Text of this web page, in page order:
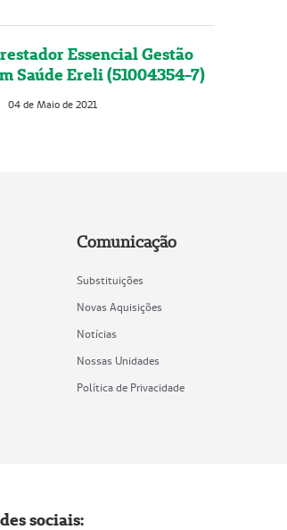
Essencial Gestão
Saúde Ereli (51004354-7)
04 de Maio de 2021
Comunicação
Substituições
Novas Aquisições
Notícias
Nossas Unidades
Política de Privacidade
sociais: